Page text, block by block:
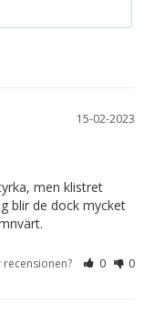
15-02-2023
men klistret
blir de dock mycket
0 0